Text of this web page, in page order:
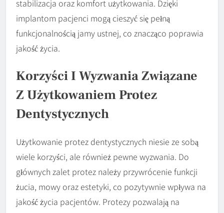
stabilizacja oraz komfort użytkowania. Dzięki
implantom pacjenci mogą cieszyć się pełną
funkcjonalnością jamy ustnej, co znacząco poprawia
jakość życia.
Korzyści I Wyzwania Związane
Z Użytkowaniem Protez
Dentystycznych
Użytkowanie protez dentystycznych niesie ze sobą
wiele korzyści, ale również pewne wyzwania. Do
głównych zalet protez należy przywrócenie funkcji
żucia, mowy oraz estetyki, co pozytywnie wpływa na
jakość życia pacjentów. Protezy pozwalają na